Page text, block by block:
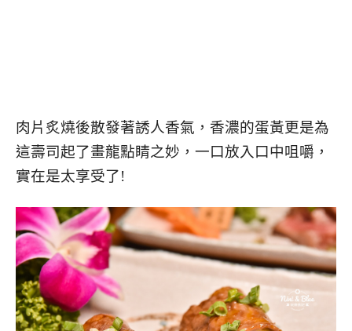
肉片炙燒後散發著誘人香氣，香濃的蛋黃更是為
這壽司起了畫龍點睛之妙，一口放入口中咀嚼，
實在是太享受了!